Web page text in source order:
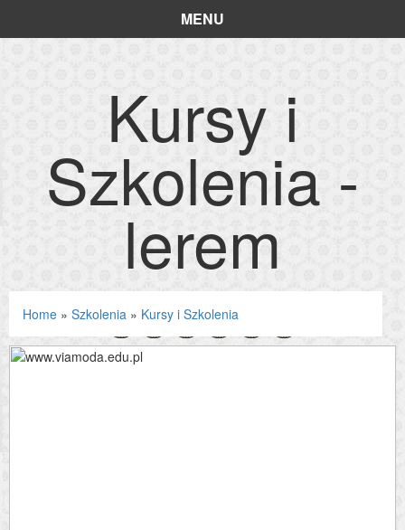
MENU
Kursy i
Szkolenia -
lerem
Home » Szkolenia » Kursy i Szkolenia